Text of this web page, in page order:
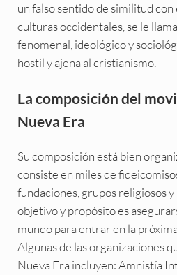
un falso sentido de similitud con
culturas occidentales, se le
fenomenal, ideológico y
hostil y ajena al cristianismo.
La composición del
Nueva Era
Su composición está bien
consiste en miles de
fundaciones, grupos religiosos
objetivo y propósito es
mundo para entrar en la
Algunas de las organizaciones
Nueva Era incluyen: Amnistía